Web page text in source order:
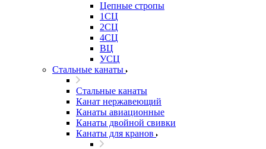
Цепные стропы
1СЦ
2СЦ
4СЦ
ВЦ
УСЦ
Стальные канаты
Стальные канаты
Канат нержавеющий
Канаты авиационные
Канаты двойной свивки
Канаты для кранов